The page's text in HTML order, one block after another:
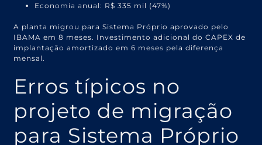
Economia anual: R$ 335 mil (47%)
A planta migrou para Sistema Próprio aprovado pelo
IBAMA em 8 meses. Investimento adicional do CAPEX de
implantação amortizado em 6 meses pela diferença
mensal.
Erros típicos no
projeto de migração
para Sistema Próprio